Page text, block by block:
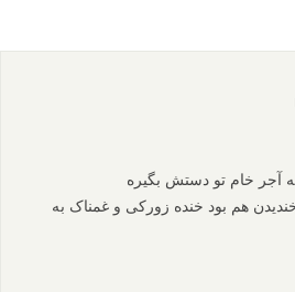
آجر خام تو دستش بگیره
هم بود خنده زورکی و غمناک به